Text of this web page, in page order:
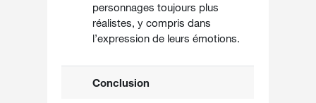
personnages toujours plus
réalistes, y compris dans
l’expression de leurs émotions.
Conclusion